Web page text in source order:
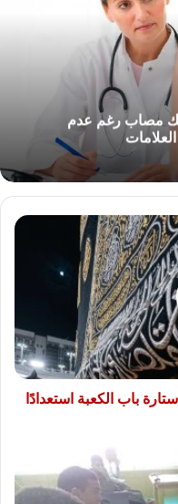
مصاب رغم عدم
باب الكعبة استعدادًا